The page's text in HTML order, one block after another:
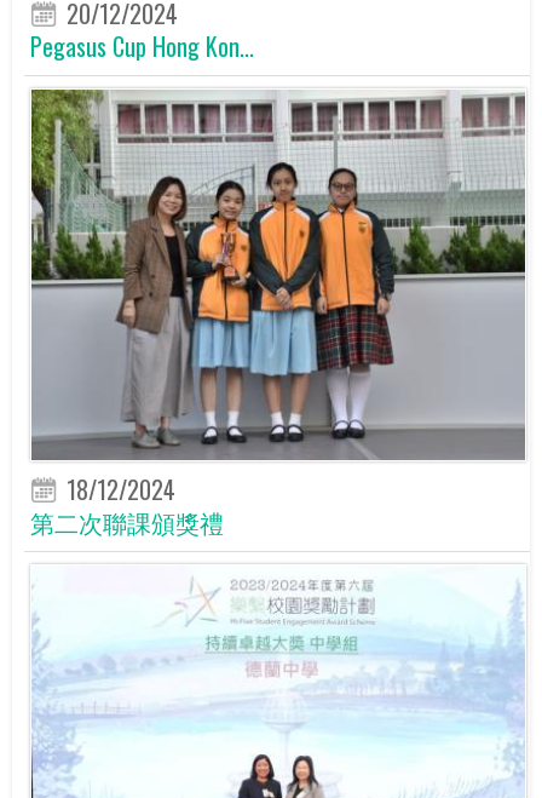
20/12/2024
Pegasus Cup Hong Kon...
18/12/2024
第二次聯課頒獎禮